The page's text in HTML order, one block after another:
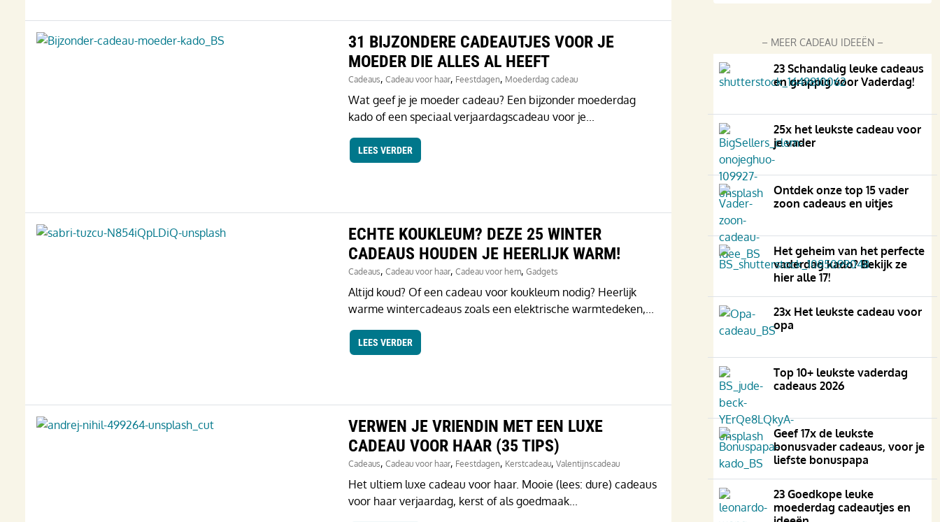
31 BIJZONDERE CADEAUTJES VOOR JE
MOEDER DIE ALLES AL HEEFT
Cadeaus, Cadeau voor haar, Feestdagen, Moederdag cadeau
Wat geef je je moeder cadeau? Een bijzonder moederdag
kado of een speciaal verjaardagscadeau voor je...
LEES VERDER
ECHTE KOUKLEUM? DEZE 25 WINTER
CADEAUS HOUDEN JE HEERLIJK WARM!
Cadeaus, Cadeau voor haar, Cadeau voor hem, Gadgets
Altijd koud? Of een cadeau voor koukleum nodig? Heerlijk
warme wintercadeaus zoals een elektrische warmtedeken,...
LEES VERDER
VERWEN JE VRIENDIN MET EEN LUXE
CADEAU VOOR HAAR (35 TIPS)
Cadeaus, Cadeau voor haar, Feestdagen, Kerstcadeau, Valentijnscadeau
Het ultiem luxe cadeau voor haar. Mooie (lees: dure) cadeaus
voor haar verjaardag, kerst of als goedmaak...
– MEER CADEAU IDEEËN –
23 Schandalig leuke cadeaus
en grappig voor Vaderdag!
25x het leukste cadeau voor
je vader
Ontdek onze top 15 vader
zoon cadeaus en uitjes
Het geheim van het perfecte
vaderdag kado? Bekijk ze
hier alle 17!
23x Het leukste cadeau voor
opa
Top 10+ leukste vaderdag
cadeaus 2026
Geef 17x de leukste
bonusvader cadeaus, voor je
liefste bonuspapa
23 Goedkope leuke
moederdag cadeautjes en